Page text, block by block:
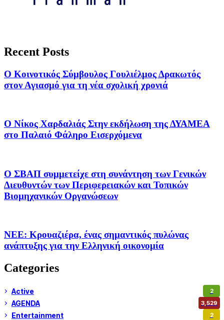
Recent Posts
Ο Κοινοτικός Σύμβουλος Γουλιέλμος Δρακωτός
στον Αγιασμό για τη νέα σχολική χρονιά
Ο Νίκος Χαρδαλιάς Στην εκδήλωση της ΔΥΑΜΕΑ
στο Παλαιό Φάληρο Εισερχόμενα
Ο ΣΒΑΠ συμμετείχε στη συνάντηση των Γενικών
Διευθυντών των Περιφερειακών και Τοπικών
Βιομηχανικών Οργανώσεων
ΝΕΕ: Κρουαζιέρα, ένας σημαντικός πυλώνας
ανάπτυξης για την Ελληνική οικονομία
Categories
Active 2
AGENDA 3,529
Entertainment 2